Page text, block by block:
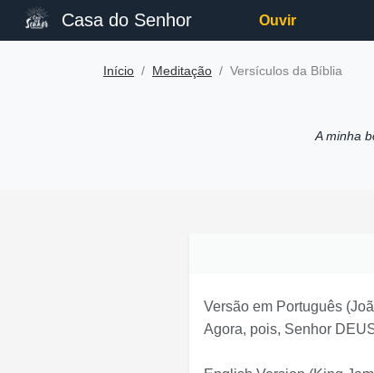
Casa do Senhor Ouvir
Início Meditação Versículos da Bíblia
A minha
Versão em Português
Agora, pois, Senhor